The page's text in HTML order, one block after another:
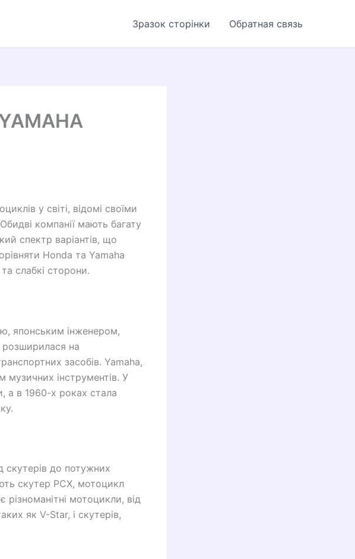
Зразок сторінки Обратная связь
у світі, відомі своїми
компанії мають багату
спектр варіантів, що
Honda та Yamaha
слабкі сторони.
японським інженером,
на
засобів. Yamaha,
музичних інструментів. У
а в 1960-х роках стала
скутерів до потужних
скутер PCX, мотоцикл
різноманітні мотоцикли, від
як V-Star, і скутерів,